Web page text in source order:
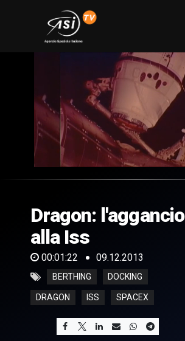
of
22
seconds
Dragon: l'aggancio
alla Iss
00:01:22 09.12.2013
BERTHING DOCKING
DRAGON ISS SPACEX